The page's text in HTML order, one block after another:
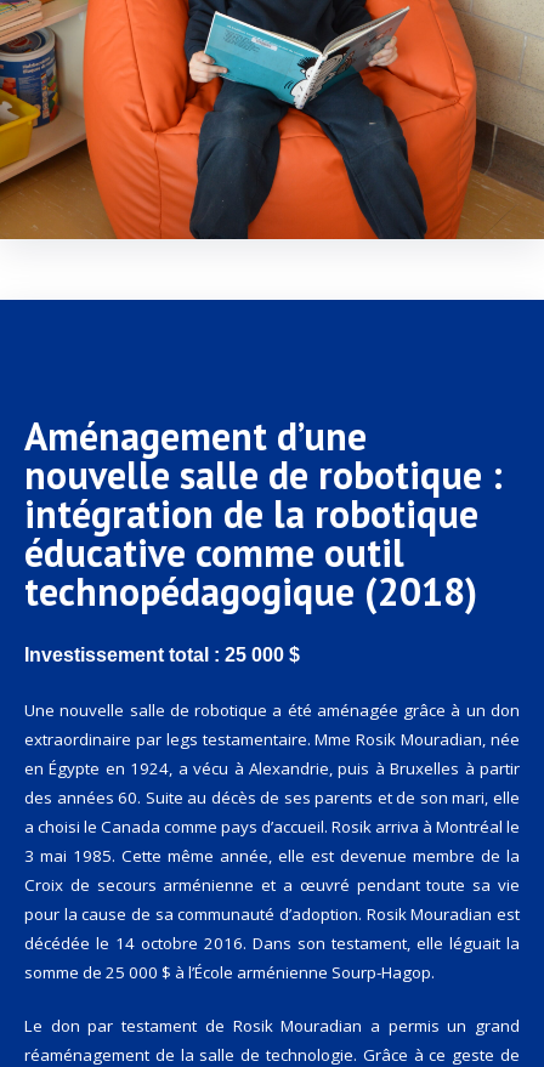
Aménagement d’une
nouvelle salle de robotique :
intégration de la robotique
éducative comme outil
technopédagogique (2018)
Investissement total : 25 000 $
Une nouvelle salle de robotique a été aménagée grâce à un don
extraordinaire par legs testamentaire. Mme Rosik Mouradian, née
en Égypte en 1924, a vécu à Alexandrie, puis à Bruxelles à partir
des années 60. Suite au décès de ses parents et de son mari, elle
a choisi le Canada comme pays d’accueil. Rosik arriva à Montréal le
3 mai 1985. Cette même année, elle est devenue membre de la
Croix de secours arménienne et a œuvré pendant toute sa vie
pour la cause de sa communauté d’adoption. Rosik Mouradian est
décédée le 14 octobre 2016. Dans son testament, elle léguait la
somme de 25 000 $ à l’École arménienne Sourp-Hagop.
Le don par testament de Rosik Mouradian a permis un grand
réaménagement de la salle de technologie. Grâce à ce geste de